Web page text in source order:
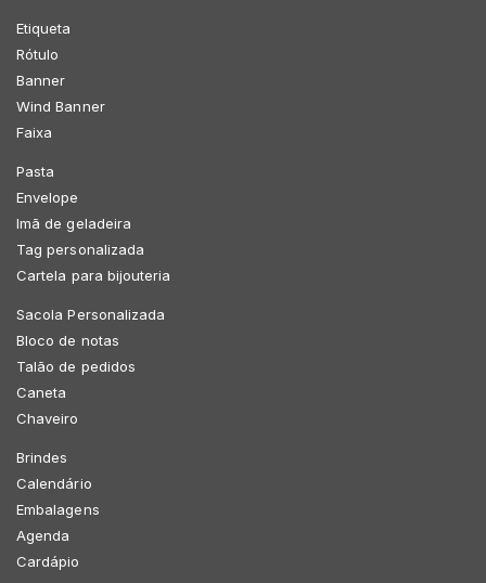
Etiqueta
Rótulo
Banner
Wind Banner
Faixa
Pasta
Envelope
Imã de geladeira
Tag personalizada
Cartela para bijouteria
Sacola Personalizada
Bloco de notas
Talão de pedidos
Caneta
Chaveiro
Brindes
Calendário
Embalagens
Agenda
Cardápio